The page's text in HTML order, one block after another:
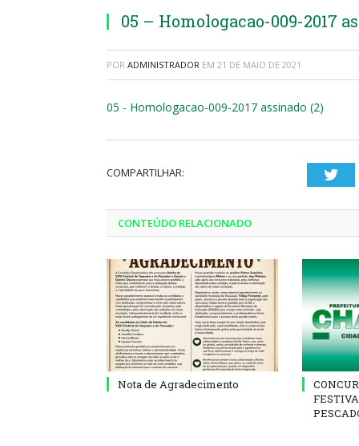
05 – Homologacao-009-2017
POR ADMINISTRADOR EM 21 DE MAIO DE 2021
05 - Homologacao-009-2017 assinado (2)
COMPARTILHAR:
CONTEÚDO RELACIONADO
Nota de Agradecimento